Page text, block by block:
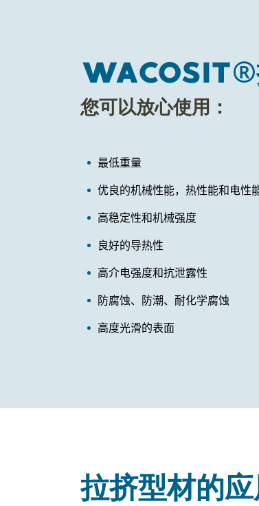
WACOSIT®
您可以放心使用：
最低重量
优良的机械性能，热性能和电性
高稳定性和机械强度
良好的导热性
高介电强度和抗泄露性
防腐蚀、防潮、耐化学腐蚀
高度光滑的表面
拉挤型材的